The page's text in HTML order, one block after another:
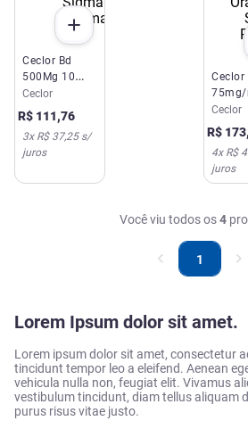
Ceclor Bd
500Mg 10
Comprimidos
Revestidos
Sigma
Pharma
Ceclor
R$ 111,76
3x R$ 37,25s/
juros
Ceclor
75mg/
375mg
Oral
Sigma
Pharma
Ceclor
R$ 173,
4x R$
juros
Você viu todos os4
1
Lorem Ipsum dolor sit amet.
Lorem ipsum dolor sit amet, consectetur
tincidunt tempor leo a eleifend. Aenean
vehicula nulla non, feugiat elit. Vivamus
vestibulum tincidunt, diam tellus aliquam
purus risus vitae justo.